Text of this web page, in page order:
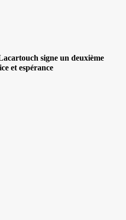
signe un deuxième
et espérance